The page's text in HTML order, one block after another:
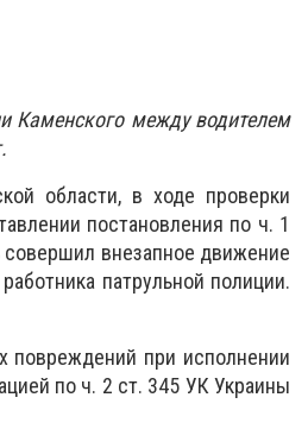
Каменского между водителем
области, в ходе проверки
постановления по ч. 1
совершил внезапное движение
патрульной полиции.
повреждений при исполнении
по ч. 2 ст. 345 УК Украины